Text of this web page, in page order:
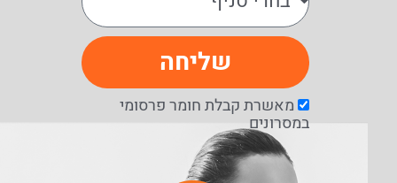
מאשרת קבלת חומר פרסומי
במסרונים
שליחה